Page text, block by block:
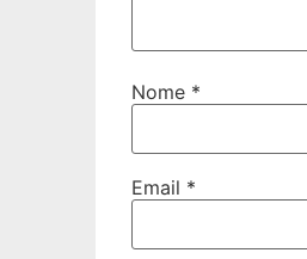
Nome *
Email *